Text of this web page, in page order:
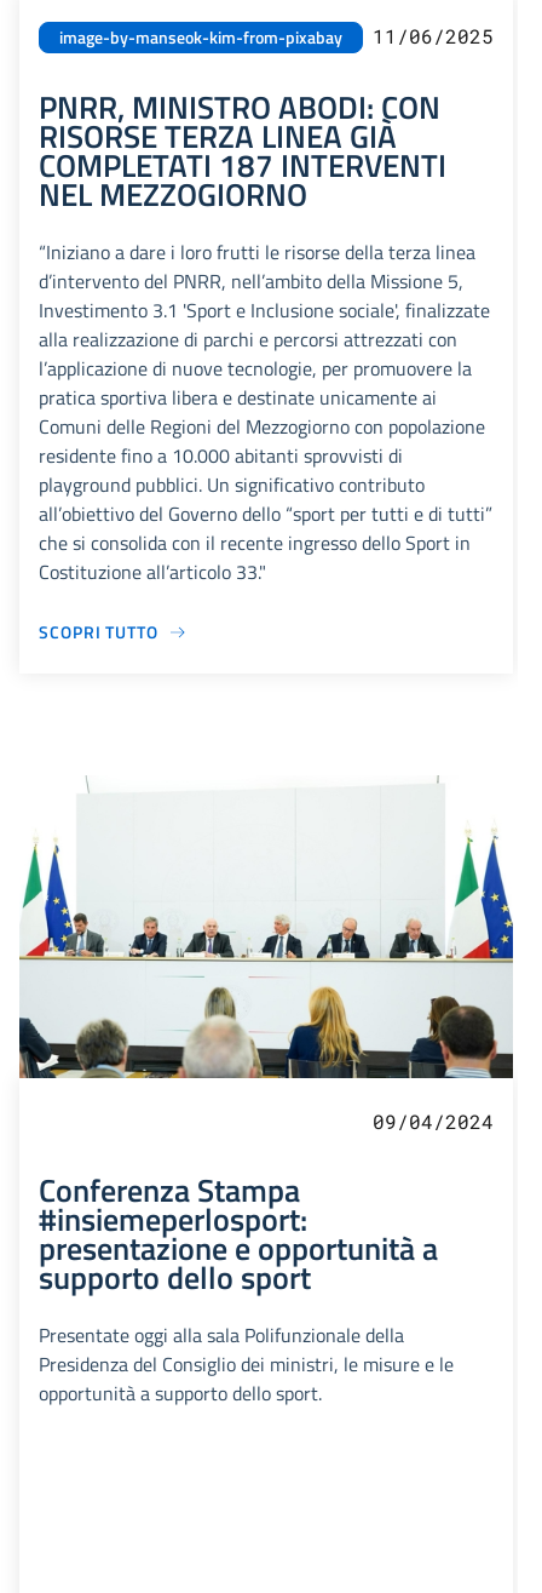
image-by-manseok-kim-from-pixabay 11/06/2025
PNRR, MINISTRO ABODI: CON
RISORSE TERZA LINEA GIÀ
COMPLETATI 187 INTERVENTI
NEL MEZZOGIORNO
“Iniziano a dare i loro frutti le risorse della terza linea
d’intervento del PNRR, nell’ambito della Missione 5,
Investimento 3.1 'Sport e Inclusione sociale', finalizzate
alla realizzazione di parchi e percorsi attrezzati con
l’applicazione di nuove tecnologie, per promuovere la
pratica sportiva libera e destinate unicamente ai
Comuni delle Regioni del Mezzogiorno con popolazione
residente fino a 10.000 abitanti sprovvisti di
playground pubblici. Un significativo contributo
all’obiettivo del Governo dello “sport per tutti e di tutti”
che si consolida con il recente ingresso dello Sport in
Costituzione all’articolo 33."
SCOPRI TUTTO
09/04/2024
Conferenza Stampa
#insiemeperlosport:
presentazione e opportunità a
supporto dello sport
Presentate oggi alla sala Polifunzionale della
Presidenza del Consiglio dei ministri, le misure e le
opportunità a supporto dello sport.